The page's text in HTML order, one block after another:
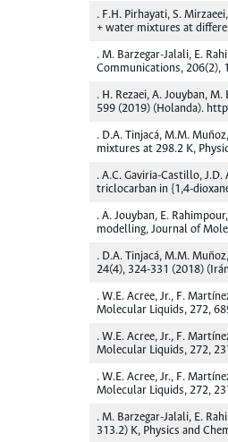
. F.H. Pirhayati, S.
+ water mixtures at
. M. Barzegar-Jalali, E.
Communications, 206(2),
. H. Rezaei, A. Jouyban,
599 (2019) (Holanda).
. D.A. Tinjacá, M.M.
mixtures at 298.2 K,
. A.C. Gaviria-Castillo,
triclocarban in {1,4-
. A. Jouyban, E.
modelling, Journal of
. D.A. Tinjacá, M.M.
24(4), 324-331 (2018)
. W.E. Acree, Jr., F.
Molecular Liquids, 272,
. W.E. Acree, Jr., F.
Molecular Liquids, 272,
. W.E. Acree, Jr., F.
Molecular Liquids, 272,
. M. Barzegar-Jalali, E.
313.2) K, Physics and